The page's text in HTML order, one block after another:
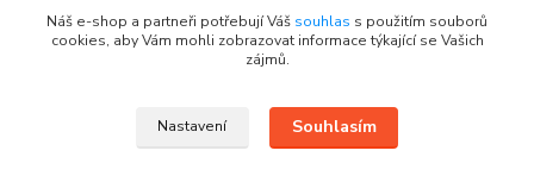
info@rajklubicek.cz
Náš e-shop a partneři potřebují Váš souhlas s použitím souborů
cookies, aby Vám mohli zobrazovat informace týkající se Vašich
zájmů.
Nastavení Souhlasím